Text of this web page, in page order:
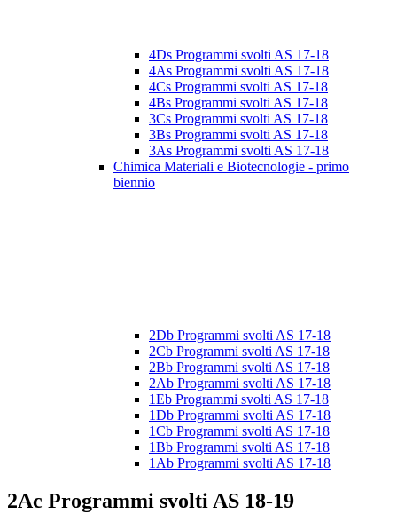
4Ds Programmi svolti AS 17-18
4As Programmi svolti AS 17-18
4Cs Programmi svolti AS 17-18
4Bs Programmi svolti AS 17-18
3Cs Programmi svolti AS 17-18
3Bs Programmi svolti AS 17-18
3As Programmi svolti AS 17-18
Chimica Materiali e Biotecnologie - primo
biennio
2Db Programmi svolti AS 17-18
2Cb Programmi svolti AS 17-18
2Bb Programmi svolti AS 17-18
2Ab Programmi svolti AS 17-18
1Eb Programmi svolti AS 17-18
1Db Programmi svolti AS 17-18
1Cb Programmi svolti AS 17-18
1Bb Programmi svolti AS 17-18
1Ab Programmi svolti AS 17-18
2Ac Programmi svolti AS 18-19